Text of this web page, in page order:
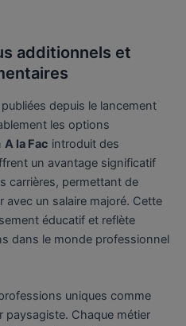
additionnels et
depuis le lancement
les options
A la Fac introduit des
un avantage significatif
carrières, permettant de
avec un salaire majoré. Cette
éducatif et reflète
dans le monde professionnel
uniques comme
paysagiste. Chaque métier